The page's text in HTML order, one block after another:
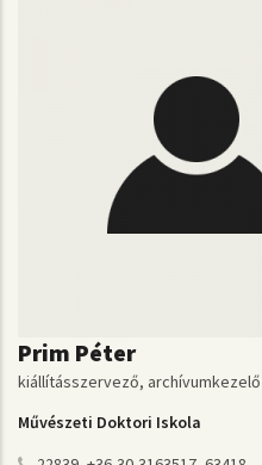
Prim Péter
kiállításszervező, archívumkezelő
Művészeti Doktori Iskola